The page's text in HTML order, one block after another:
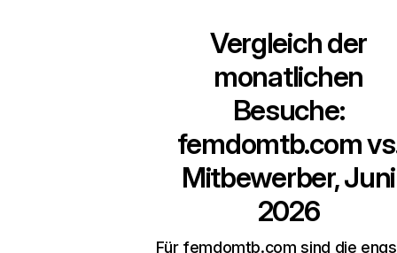
Vergleich der
monatlichen
Besuche:
femdomtb.com
Mitbewerber, Juni
2026
Für femdomtb.com sind die